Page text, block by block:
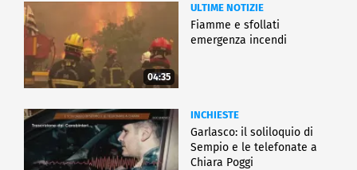
04:35
ULTIME NOTIZIE
Fiamme e sfollati
emergenza incendi
INCHIESTE
Garlasco: il soliloquio di
Sempio e le telefonate a
Chiara Poggi